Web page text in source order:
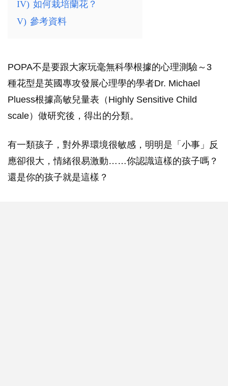
IV) 如何栽培蘭花？
V) 參考資料
POPA不是要跟大家玩毫無科學根據的心理測驗～3
種花型是英國專攻發展心理學的學者Dr. Michael
Pluess根據高敏兒量表（Highly Sensitive Child
scale）做研究後，得出的分類。
有一類孩子，對外界環境很敏感，明明是「小事」反
應卻很大，情緒很易激動……你認識這樣的孩子嗎？
還是你的孩子就是這樣？